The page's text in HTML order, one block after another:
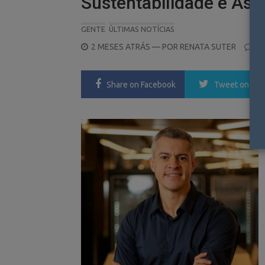
GENTE ÚLTIMAS NOTÍCIAS
POSTED
2 MESES ATRÁS — POR RENATA SUTER
Share on Facebook Tweet on